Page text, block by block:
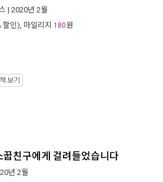
| 2020년 2월
할인), 마일리지 180원
보기
친구에게 걸려들었습니다
년 2월